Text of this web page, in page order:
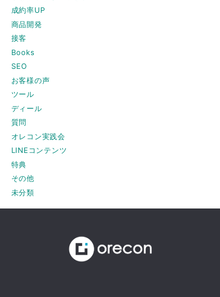
成約率UP
商品開発
接客
Books
SEO
お客様の声
ツール
ディール
質問
オレコン実践会
LINEコンテンツ
特典
その他
未分類